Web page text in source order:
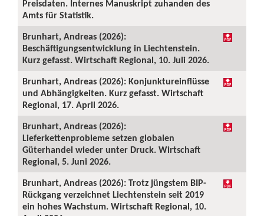
Preisdaten. Internes Manuskript zuhanden des
Amts für Statistik.
Brunhart, Andreas (2026):
Beschäftigungsentwicklung in Liechtenstein.
Kurz gefasst. Wirtschaft Regional, 10. Juli 2026.
Brunhart, Andreas (2026): Konjunktureinflüsse
und Abhängigkeiten. Kurz gefasst. Wirtschaft
Regional, 17. April 2026.
Brunhart, Andreas (2026):
Lieferkettenprobleme setzen globalen
Güterhandel wieder unter Druck. Wirtschaft
Regional, 5. Juni 2026.
Brunhart, Andreas (2026): Trotz jüngstem BIP-
Rückgang verzeichnet Liechtenstein seit 2019
ein hohes Wachstum. Wirtschaft Regional, 10.